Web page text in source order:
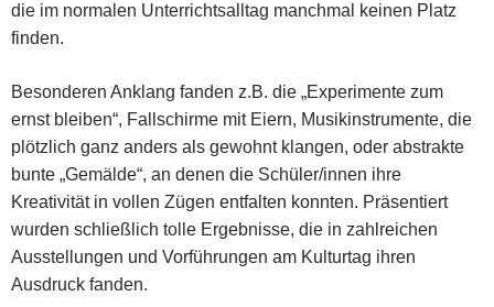
die im normalen Unterrichtsalltag manchmal keinen Platz
finden.
Besonderen Anklang fanden z.B. die „Experimente zum
ernst bleiben“, Fallschirme mit Eiern, Musikinstrumente, die
plötzlich ganz anders als gewohnt klangen, oder abstrakte
bunte „Gemälde“, an denen die Schüler/innen ihre
Kreativität in vollen Zügen entfalten konnten. Präsentiert
wurden schließlich tolle Ergebnisse, die in zahlreichen
Ausstellungen und Vorführungen am Kulturtag ihren
Ausdruck fanden.